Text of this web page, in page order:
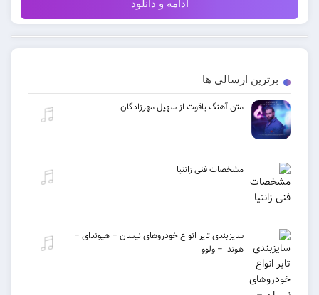
ارسالی ها
متن آهنگ یاقوت از سهیل مهرزادگان
مشخصات فنی زانتیا
سایزبندی تایر انواع خودروهای نیسان – هیوندای –
هوندا – ولوو